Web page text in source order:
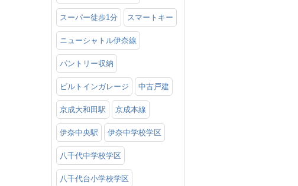
スーパー徒歩1分 スマートキー
ニューシャトル伊奈線
パントリー収納
ビルトインガレージ 中古戸建
京成大和田駅 京成本線
伊奈中央駅 伊奈中学校学区
八千代中学校学区
八千代台小学校学区